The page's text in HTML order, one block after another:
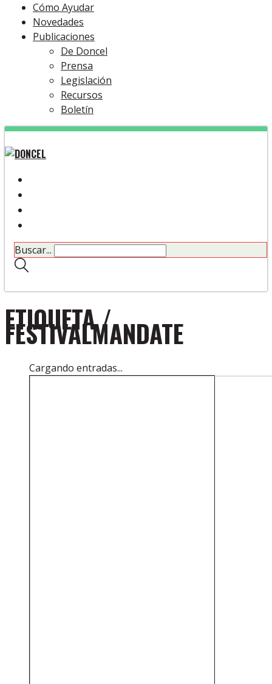
Cómo Ayudar
Novedades
Publicaciones
De Doncel
Prensa
Legislación
Recursos
Boletín
Buscar...
ETIQUETA /
FESTIVALMANDATE
Cargando entradas...